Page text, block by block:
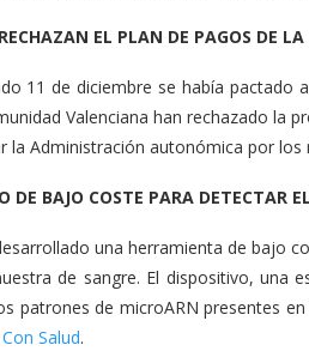
EL PLAN DE PAGOS DE LA
11 de diciembre se había pactado
Valenciana han rechazado la
la Administración autonómica por
DE BAJO COSTE PARA DETECTAR
una herramienta de bajo
de sangre. El dispositivo, una
patrones de microARN presentes
Con Salud.